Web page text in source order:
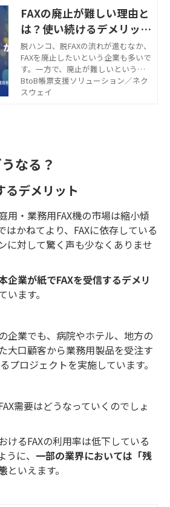
FAXの廃止が難しい理由と
は？使い続けるデメリット
や廃止方法・業務効率化の
コツを紹介
脱ハンコ、脱FAXの流れが進むなか、
FAXを廃止したいという企業も多いで
す。一方で、廃止が難しいという企
業もあります。FAXを廃止できない理
由やFAXを使い続けるデメリット、F
BtoB帳票支援ソリューション／ネク
スウェイ
なる？
るデメリット
用・業務用FAX機の市場は縮小傾
はかねてより、FAXに依存している
に対して驚く声も少なくありませ
企業が紙でFAXを受信するデメリ
います。
企業でも、病院やホテル、地方の
大口顧客から業務用製品を受注す
プロジェクトを実施しています。
需要はどうなっていくのでしょ
けるFAXの利用率は低下している
に、 一部の業界においては「残
といえます。